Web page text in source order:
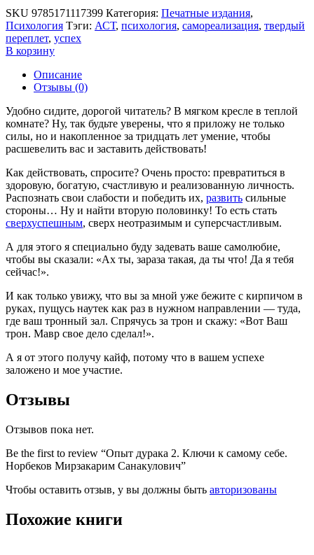
SKU 9785171117399 Категория: Печатные издания,
Психология Тэги: АСТ, психология, самореализация, твердый
переплет, успех
В корзину
Описание
Отзывы (0)
Удобно сидите, дорогой читатель? В мягком кресле в теплой
комнате? Ну, так будьте уверены, что я приложу не только
силы, но и накопленное за тридцать лет умение, чтобы
расшевелить вас и заставить действовать!
Как действовать, спросите? Очень просто: превратиться в
здоровую, богатую, счастливую и реализованную личность.
Распознать свои слабости и победить их, развить сильные
стороны… Ну и найти вторую половинку! То есть стать
сверхуспешным, сверх неотразимым и суперсчастливым.
А для этого я специально буду задевать ваше самолюбие,
чтобы вы сказали: «Ах ты, зараза такая, да ты что! Да я тебя
сейчас!».
И как только увижу, что вы за мной уже бежите с кирпичом в
руках, пущусь наутек как раз в нужном направлении — туда,
где ваш тронный зал. Спрячусь за трон и скажу: «Вот Ваш
трон. Мавр свое дело сделал!».
А я от этого получу кайф, потому что в вашем успехе
заложено и мое участие.
Отзывы
Отзывов пока нет.
Be the first to review “Опыт дурака 2. Ключи к самому себе.
Норбеков Мирзакарим Санакулович”
Чтобы оставить отзыв, у вы должны быть авторизованы
Похожие книги